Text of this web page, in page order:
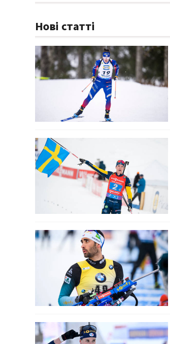
Нові статті